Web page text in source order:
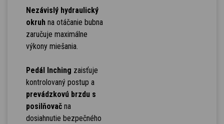
Nezávislý hydraulický
okruhna otáčanie bubna
zaručuje maximálne
výkony miešania.
Pedál Inching zaisťuje
kontrolovaný postup a
prevádzkovú brzdu s
posilňovačna
dosiahnutie bezpečného